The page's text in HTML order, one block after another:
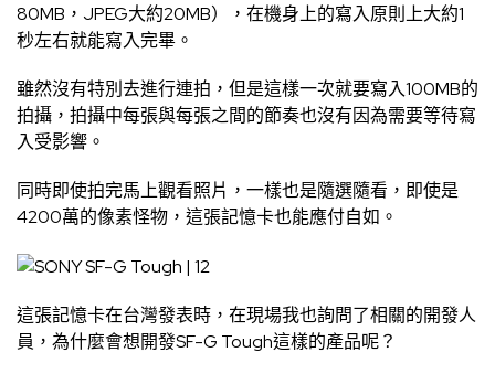
80MB，JPEG大約20MB），在機身上的寫入原則上大約1
秒左右就能寫入完畢。
雖然沒有特別去進行連拍，但是這樣一次就要寫入100MB的
拍攝，拍攝中每張與每張之間的節奏也沒有因為需要等待寫
入受影響。
同時即使拍完馬上觀看照片，一樣也是隨選隨看，即使是
4200萬的像素怪物，這張記憶卡也能應付自如。
這張記憶卡在台灣發表時，在現場我也詢問了相關的開發人
員，為什麼會想開發SF-G Tough這樣的產品呢？